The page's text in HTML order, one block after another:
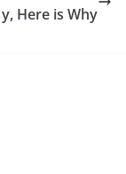
y, Here is Why